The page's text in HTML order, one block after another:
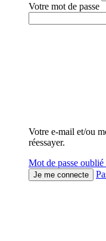
Votre mot de passe
Votre e-mail et/ou
réessayer.
Mot de passe oublié